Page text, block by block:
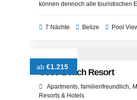
können dennoch alle touristischen
7 Nächte Belize Pool
ab €1.215
Coco Beach Resort
Apartments familienfreundlich
Resorts & Hotels